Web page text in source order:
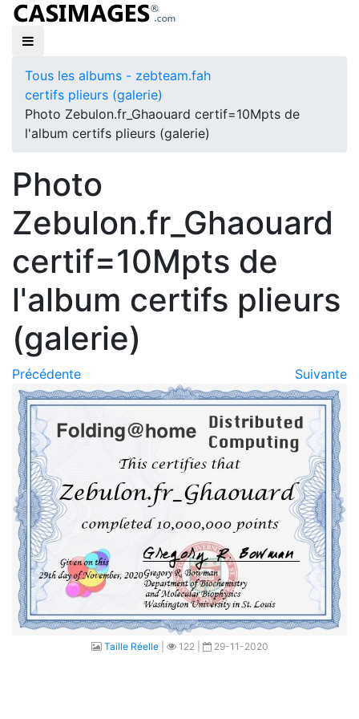
Tous les albums - zebteam.fah
certifs plieurs (galerie)
Photo Zebulon.fr_Ghaouard certif=10Mpts de
l'album certifs plieurs (galerie)
Photo
Zebulon.fr_Ghaouard
certif=10Mpts de
l'album certifs plieurs
(galerie)
Précédente Suivante
Taille Réelle| 122 | 29-11-2020